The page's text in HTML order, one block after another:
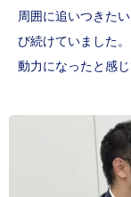
周囲に追いつきた
び続けていました
動力になったと感じ